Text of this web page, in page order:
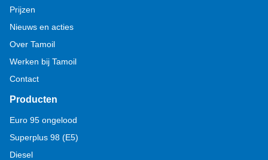
Prijzen
Nieuws en acties
Over Tamoil
Werken bij Tamoil
Contact
Producten
Euro 95 ongelood
Superplus 98 (E5)
Diesel